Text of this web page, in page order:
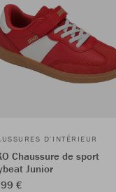
D'INTÉRIEUR
Chaussure de sport
Junior
€